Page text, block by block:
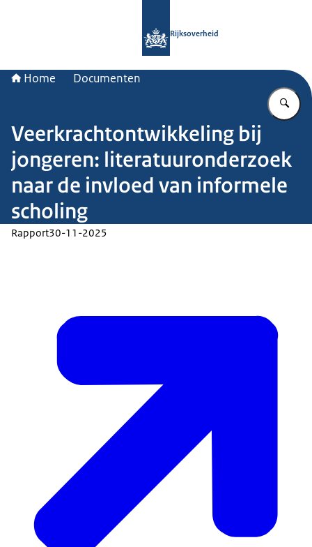
Rijksoverheid
Home Documenten
Veerkrachtontwikkeling bij
jongeren: literatuuronderzoek
naar de invloed van informele
scholing
Rapport30-11-2025